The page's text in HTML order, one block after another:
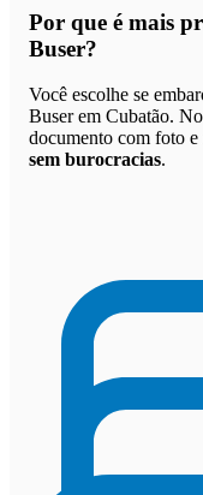
Por que é mais
Buser?
Você escolhe se
Buser em Cubatão.
documento com foto
sem burocracias.